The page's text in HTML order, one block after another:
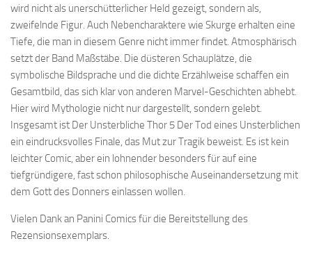
wird nicht als unerschütterlicher Held gezeigt, sondern als,
zweifelnde Figur. Auch Nebencharaktere wie Skurge erhalten eine
Tiefe, die man in diesem Genre nicht immer findet. Atmosphärisch
setzt der Band Maßstäbe. Die düsteren Schauplätze, die
symbolische Bildsprache und die dichte Erzählweise schaffen ein
Gesamtbild, das sich klar von anderen Marvel-Geschichten abhebt.
Hier wird Mythologie nicht nur dargestellt, sondern gelebt.
Insgesamt ist Der Unsterbliche Thor 5 Der Tod eines Unsterblichen
ein eindrucksvolles Finale, das Mut zur Tragik beweist. Es ist kein
leichter Comic, aber ein lohnender besonders für auf eine
tiefgründigere, fast schon philosophische Auseinandersetzung mit
dem Gott des Donners einlassen wollen.
Vielen Dank an Panini Comics für die Bereitstellung des
Rezensionsexemplars.